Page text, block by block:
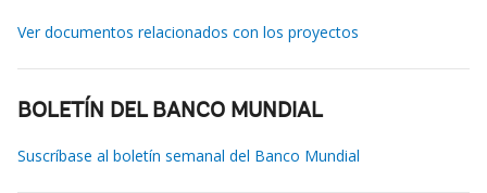
Ver documentos relacionados con los proyectos
BOLETÍN DEL BANCO MUNDIAL
Suscríbase al boletín semanal del Banco Mundial